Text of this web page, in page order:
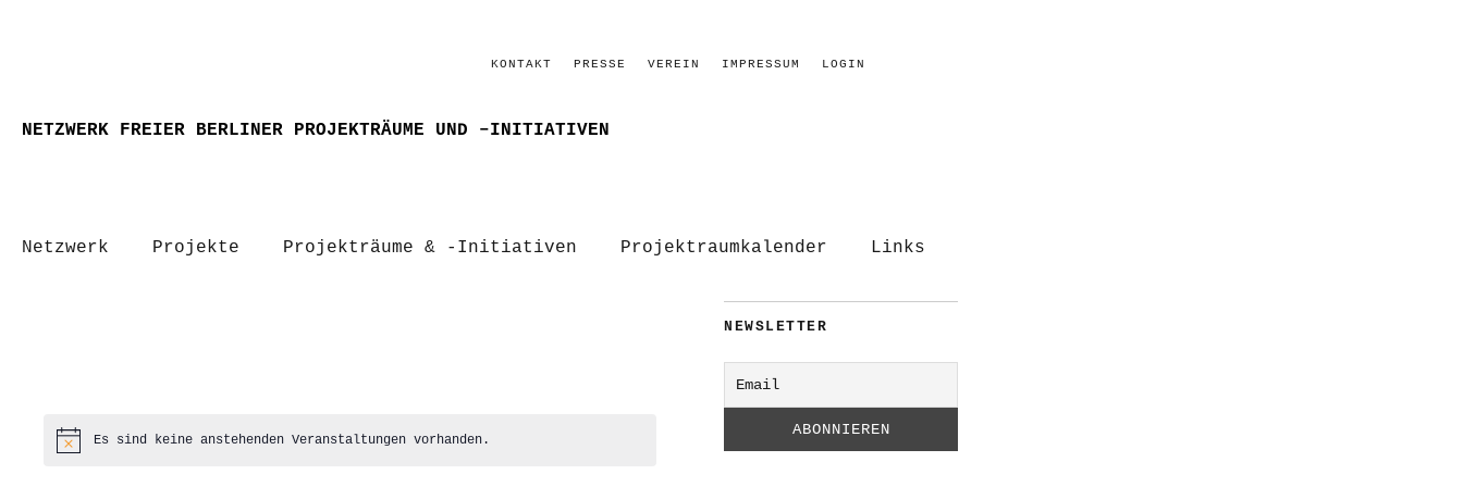
KONTAKT PRESSE VEREIN IMPRESSUM LOGIN
NETZWERK FREIER BERLINER PROJEKTRÄUME UND –INITIATIVEN
Netzwerk Projekte Projekträume & -Initiativen Projektraumkalender Links
HinweisEs sind keine anstehenden Veranstaltungen vorhanden.
NEWSLETTER